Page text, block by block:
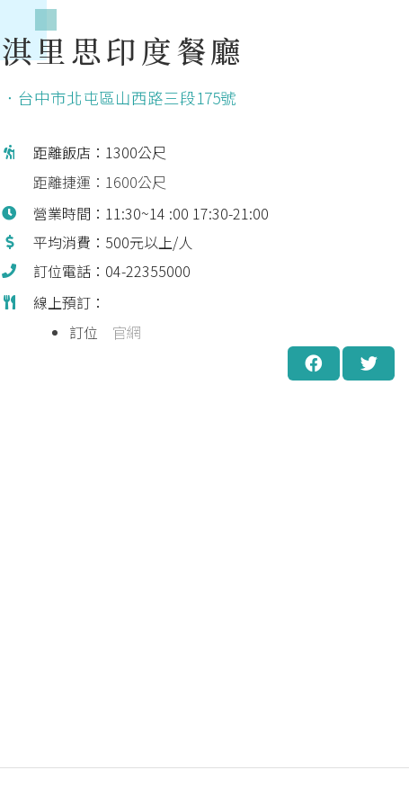
淇里思印度餐廳
．台中市北屯區山西路三段175號
距離飯店：1300公尺
距離捷運：1600公尺
營業時間：11:30~14 :00 17:30-21:00
平均消費：500元以上/人
訂位電話：04-22355000
線上預訂：
訂位 官網